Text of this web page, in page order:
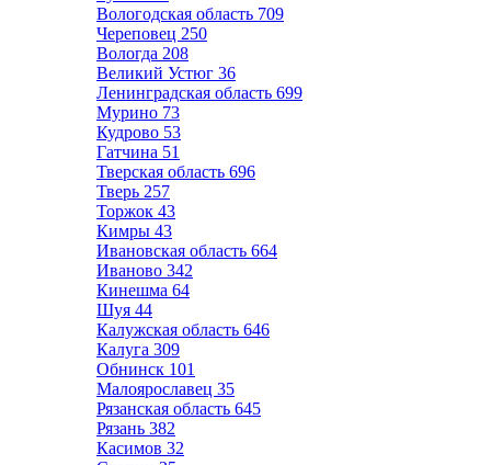
Вологодская область 709
Череповец 250
Вологда 208
Великий Устюг 36
Ленинградская область 699
Мурино 73
Кудрово 53
Гатчина 51
Тверская область 696
Тверь 257
Торжок 43
Кимры 43
Ивановская область 664
Иваново 342
Кинешма 64
Шуя 44
Калужская область 646
Калуга 309
Обнинск 101
Малоярославец 35
Рязанская область 645
Рязань 382
Касимов 32